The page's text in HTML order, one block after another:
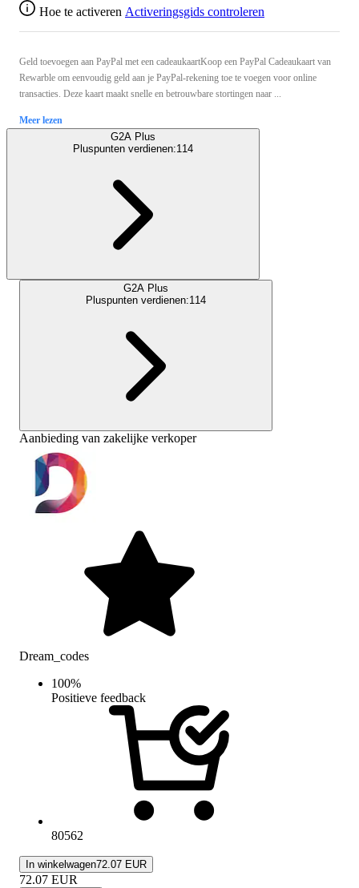
Hoe te activeren Activeringsgids controleren
Geld toevoegen aan PayPal met een cadeaukaartKoop een PayPal Cadeaukaart van
Rewarble om eenvoudig geld aan je PayPal-rekening toe te voegen voor online
transacties. Deze kaart maakt snelle en betrouwbare stortingen naar ...
Meer lezen
G2A Plus
Pluspunten verdienen:114
G2A Plus
Pluspunten verdienen:114
Aanbieding van zakelijke verkoper
Dream_codes
100%
Positieve feedback
80562
In winkelwagen72.07 EUR
72.07 EUR